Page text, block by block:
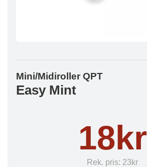
Mini/Midiroller QPT
Easy Mint
18kr
Rek. pris: 23kr